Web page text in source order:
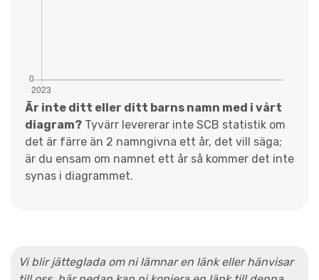
Är inte ditt eller ditt barns namn med i vårt
diagram? Tyvärr levererar inte SCB statistik om
det är färre än 2 namngivna ett år, det vill säga;
är du ensam om namnet ett år så kommer det inte
synas i diagrammet.
Vi blir jätteglada om ni lämnar en länk eller hänvisar